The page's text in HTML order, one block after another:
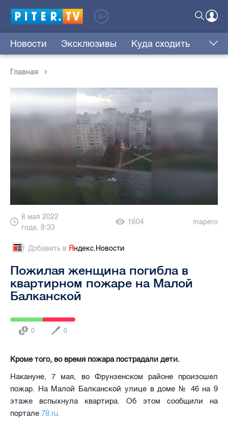
Новости Эксклюзивы Куда сходить
Главная
8 мая 2022
года, 9:33
1604 mapero
Добавить в Яндекс.Новости
Пожилая женщина погибла в
квартирном пожаре на Малой
Балканской
0 0
Кроме того, во время пожара пострадали дети.
Накануне, 7 мая, во Фрунзенском районе произошел
пожар. На Малой Балканской улице в доме № 46 на 9
этаже вспыхнула квартира. Об этом сообщили на
портале 78.ru.